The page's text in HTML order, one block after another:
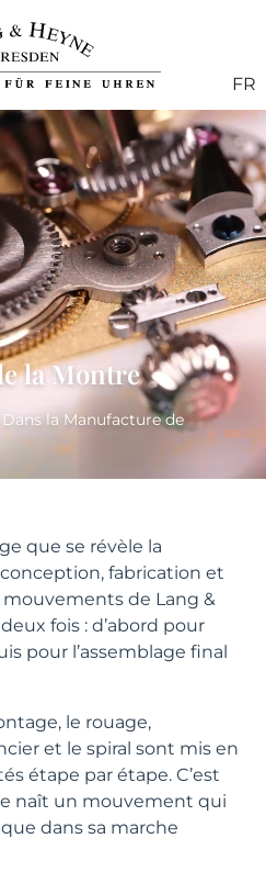
FR
la Montre
la Manufacture de
que se révèle la
fabrication et
de Lang &
fois : d’abord pour
pour l’assemblage final
le rouage,
et le spiral sont mis en
étape par étape. C’est
naît un mouvement qui
dans sa marche